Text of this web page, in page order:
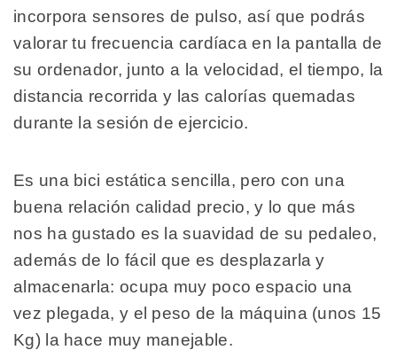
incorpora sensores de pulso, así que podrás
valorar tu frecuencia cardíaca en la pantalla de
su ordenador, junto a la velocidad, el tiempo, la
distancia recorrida y las calorías quemadas
durante la sesión de ejercicio.
Es una bici estática sencilla, pero con una
buena relación calidad precio, y lo que más
nos ha gustado es la suavidad de su pedaleo,
además de lo fácil que es desplazarla y
almacenarla: ocupa muy poco espacio una
vez plegada, y el peso de la máquina (unos 15
Kg) la hace muy manejable.